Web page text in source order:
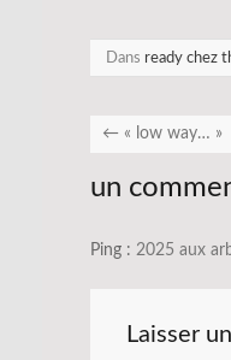
Dans ready chez
← « low way… »
un
Ping : 2025 aux
Laisser